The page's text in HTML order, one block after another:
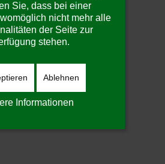
Sie, dass bei einer
nicht mehr alle
der Seite zur
stehen.
Ablehnen
Informationen